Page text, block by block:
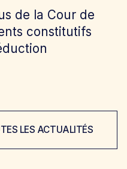
de la Cour de
constitutifs
LES ACTUALITÉS